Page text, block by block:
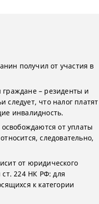
получил от участия в
– резиденты и
что налог платят
инвалидность.
от уплаты
следовательно,
от юридического
ст. 224 НК РФ: для
к категории